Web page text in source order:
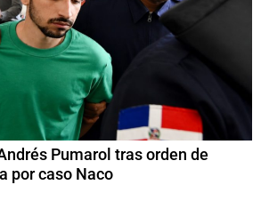
Pumarol tras orden de
por caso Naco